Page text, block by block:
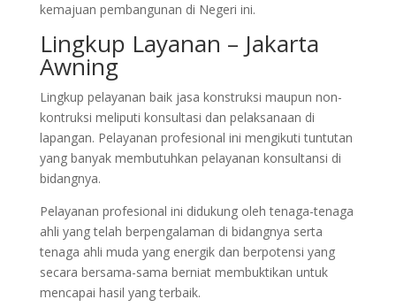
kemajuan pembangunan di Negeri ini.
Lingkup Layanan – Jakarta
Awning
Lingkup pelayanan baik jasa konstruksi maupun non-
kontruksi meliputi konsultasi dan pelaksanaan di
lapangan. Pelayanan profesional ini mengikuti tuntutan
yang banyak membutuhkan pelayanan konsultansi di
bidangnya.
Pelayanan profesional ini didukung oleh tenaga-tenaga
ahli yang telah berpengalaman di bidangnya serta
tenaga ahli muda yang energik dan berpotensi yang
secara bersama-sama berniat membuktikan untuk
mencapai hasil yang terbaik.